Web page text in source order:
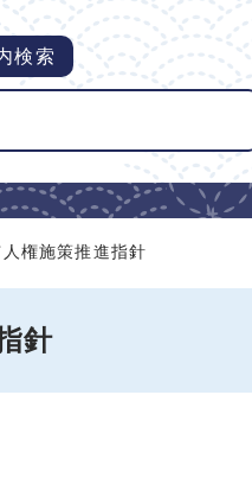
検索
権施策推進指針
針